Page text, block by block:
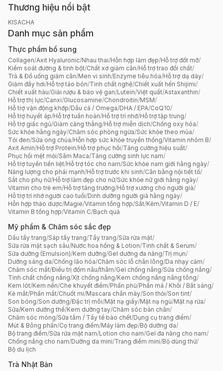
Thương hiệu nổi bật
KISACHA
Danh mục sản phẩm
Thực phẩm bổ sung
Collagen/Axit Hyaluronic/Nhau thai/Hỗn hợp làm đẹp/Hỗ trợ đốt mỡ/
Kiểm soát đường & tinh bột/Chất xơ giảm cân/Hỗ trợ trao đổi chất/
Trà & Đồ uống giảm cân/Men vi sinh/Enzyme tiêu hóa/Hỗ trợ dạ dày/
Giảm đầy hơi/Hỗ trợ táo bón/Tinh chất nghệ/Chiết xuất hến Shijimi/
Chiết xuất hàu/Giải rượu & bảo vệ gan/Lutein/Việt quất/Astaxanthin/
Hỗ trợ thị lực/Canxi/Glucosamine/Chondroitin/MSM/
Hỗ trợ vận động khớp/Dầu cá / Omega/DHA / EPA/CoQ10/
Hỗ trợ huyết áp/Hỗ trợ tuần hoàn/Hỗ trợ trí nhớ/Hỗ trợ tập trung/
Hỗ trợ giấc ngủ/Giảm căng thẳng/Hỗ trợ miễn dịch/Chống oxy hóa/
Sức khỏe hằng ngày/Chăm sóc phòng ngừa/Sức khỏe theo mùa/
Tỏi đen/Sữa ong chúa/Hỗn hợp sức khỏe truyền thống/Vitamin nhóm B/
Axit Amin/Hỗ trợ Protein/Hỗ trợ phục hồi/Tăng cường hiệu suất/
Phục hồi mệt mỏi/Sâm Maca/Tăng cường sinh lực nam/
Hỗ trợ tuyến tiền liệt/Hỗ trợ tóc cho nam/Sức khỏe nam giới hằng ngày/
Năng lượng cho phái mạnh/Hỗ trợ trước khi sinh/Cân bằng nội tiết tố/
Sắt cho phụ nữ/Hỗ trợ làm đẹp cho nữ/Sức khỏe nữ giới hằng ngày/
Vitamin cho trẻ em/Hỗ trợ tăng trưởng/Hỗ trợ xương cho người già/
Hỗ trợ trí nhớ người cao tuổi/Dinh dưỡng người già hằng ngày/
Hỗn hợp thảo dược/Magie/Vitamin tổng hợp/Sắt/Kẽm/Vitamin D / E/
Vitamin B tổng hợp/Vitamin C/Bạch quả
Mỹ phẩm & Chăm sóc sắc đẹp
Dầu tẩy trang/Sáp tẩy trang/Tẩy trang/Sữa rửa mặt/
Sữa rửa mặt sạch sâu/Nước hoa hồng & Lotion/Tinh chất & Serum/
Sữa dưỡng (Emulsion)/Kem dưỡng/Gel dưỡng đa năng/Trị mụn/
Dưỡng sáng da/Chống lão hóa/Chăm sóc lỗ chân lông/Da nhạy cảm/
Chăm sóc mắt/Điều trị đốm nâu/thâm/Gel chống nắng/Sữa chống nắng/
Tinh chất chống nắng/Xịt chống nắng/Kem chống nắng nâng tông/
Kem lót/Kem nền/Che khuyết điểm/Phấn phủ/Phấn má / Khối / Bắt sáng/
Kẻ mắt/Phấn mắt/Chuốt mi/Mascara chân mày/Son thỏi/Son tint/
Son bóng/Son dưỡng/Đặc trị môi/Mặt nạ giấy/Mặt nạ ngủ/Mặt nạ rửa/
Sữa/Kem dưỡng thể/Kem dưỡng tay/Chăm sóc bàn chân/
Chăm sóc móng/Sữa tắm / Tẩy tế bào chết/Dụng cụ trang điểm/
Mút & Bông phấn/Cọ trang điểm/Máy làm đẹp/Bộ dưỡng da/
Bộ trang điểm/Sữa rửa mặt nam/Lotion cho nam/Gel đa năng cho nam/
Chống nắng cho nam/Dưỡng da mini/Trang điểm mini/Bộ dùng thử/
Bộ du lịch
Trà Nhật Bản